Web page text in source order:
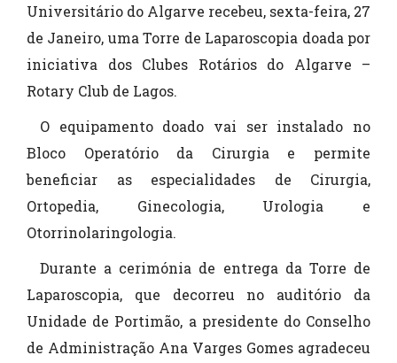
Universitário do Algarve recebeu, sexta-feira, 27
de Janeiro, uma Torre de Laparoscopia doada por
iniciativa dos Clubes Rotários do Algarve –
Rotary Club de Lagos.
O equipamento doado vai ser instalado no
Bloco Operatório da Cirurgia e permite
beneficiar as especialidades de Cirurgia,
Ortopedia, Ginecologia, Urologia e
Otorrinolaringologia.
Durante a cerimónia de entrega da Torre de
Laparoscopia, que decorreu no auditório da
Unidade de Portimão, a presidente do Conselho
de Administração Ana Varges Gomes agradeceu